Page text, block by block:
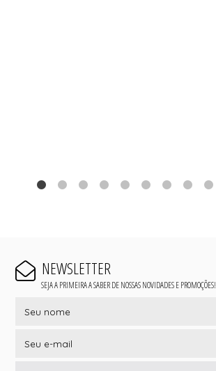
NEWSLETTER
SEJA A PRIMEIRA A SABER DE NOSSAS NOVIDADES E PROMOÇÕES!